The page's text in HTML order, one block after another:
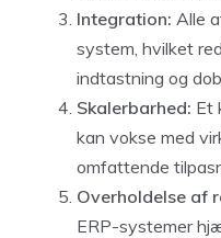
Integration: Alle
system, hvilket
indtastning og
Skalerbarhed: Et
kan vokse med
omfattende
Overholdelse af
ERP-systemer